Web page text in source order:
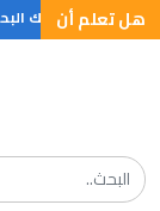
هل تعلم أن
ان المماليك